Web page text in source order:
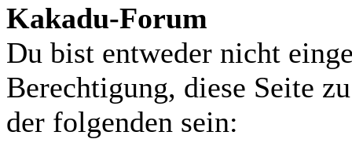
Kakadu-Forum
Du bist entweder nicht
Berechtigung, diese Seite
der folgenden sein: